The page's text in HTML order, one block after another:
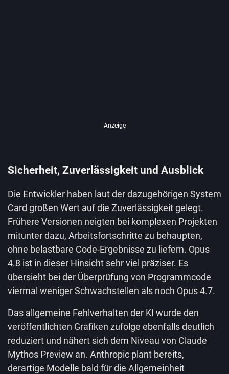
Anzeige
Sicherheit, Zuverlässigkeit und Ausblick
Die Entwickler haben laut der dazugehörigen System
Card großen Wert auf die Zuverlässigkeit gelegt.
Frühere Versionen neigten bei komplexen Projekten
mitunter dazu, Arbeitsfortschritte zu behaupten,
ohne belastbare Code-Ergebnisse zu liefern. Opus
4.8 ist in dieser Hinsicht sehr viel präziser. Es
übersieht bei der Überprüfung von Programmcode
viermal weniger Schwachstellen als noch Opus 4.7.
Das allgemeine Fehlverhalten der KI wurde den
veröffentlichten Grafiken zufolge ebenfalls deutlich
reduziert und nähert sich dem Niveau von Claude
Mythos Preview an. Anthropic plant bereits,
derartige Modelle bald für die Allgemeinheit